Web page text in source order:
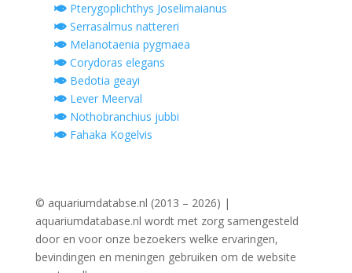
Pterygoplichthys Joselimaianus
Serrasalmus nattereri
Melanotaenia pygmaea
Corydoras elegans
Bedotia geayi
Lever Meerval
Nothobranchius jubbi
Fahaka Kogelvis
© aquariumdatabse.nl (2013 – 2026) |
aquariumdatabase.nl wordt met zorg samengesteld
door en voor onze bezoekers welke ervaringen,
bevindingen en meningen gebruiken om de website